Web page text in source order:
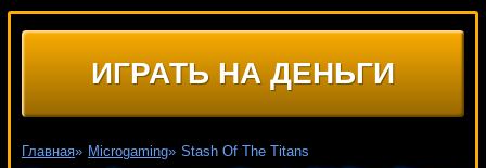
ИГРАТЬ НА ДЕНЬГИ
Главная» Microgaming» Stash Of The Titans